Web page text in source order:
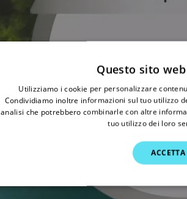
Questo sito
Utilizziamo i cookie per personalizzare
Condividiamo inoltre informazioni sul tuo utilizzo
analisi che potrebbero combinarle con altre
tuo utilizzo dei loro